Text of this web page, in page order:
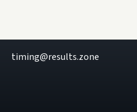
timing@results.zone